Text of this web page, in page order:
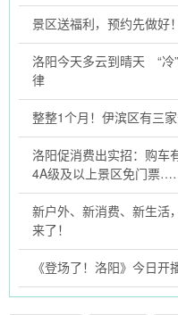
景区送福利，预约先做好
洛阳今天多云到晴天 “冷
律
整整1个月！伊滨区有三
洛阳促消费出实招：购车
4A级及以上景区免门票
新户外、新消费、新生活
来了！
《登场了！洛阳》今日开